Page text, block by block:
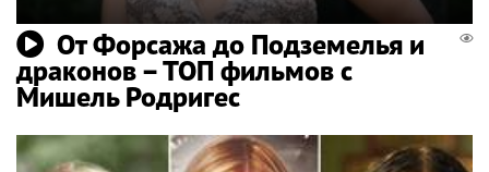
От Форсажа до Подземелья и
драконов – ТОП фильмов с
Мишель Родригес